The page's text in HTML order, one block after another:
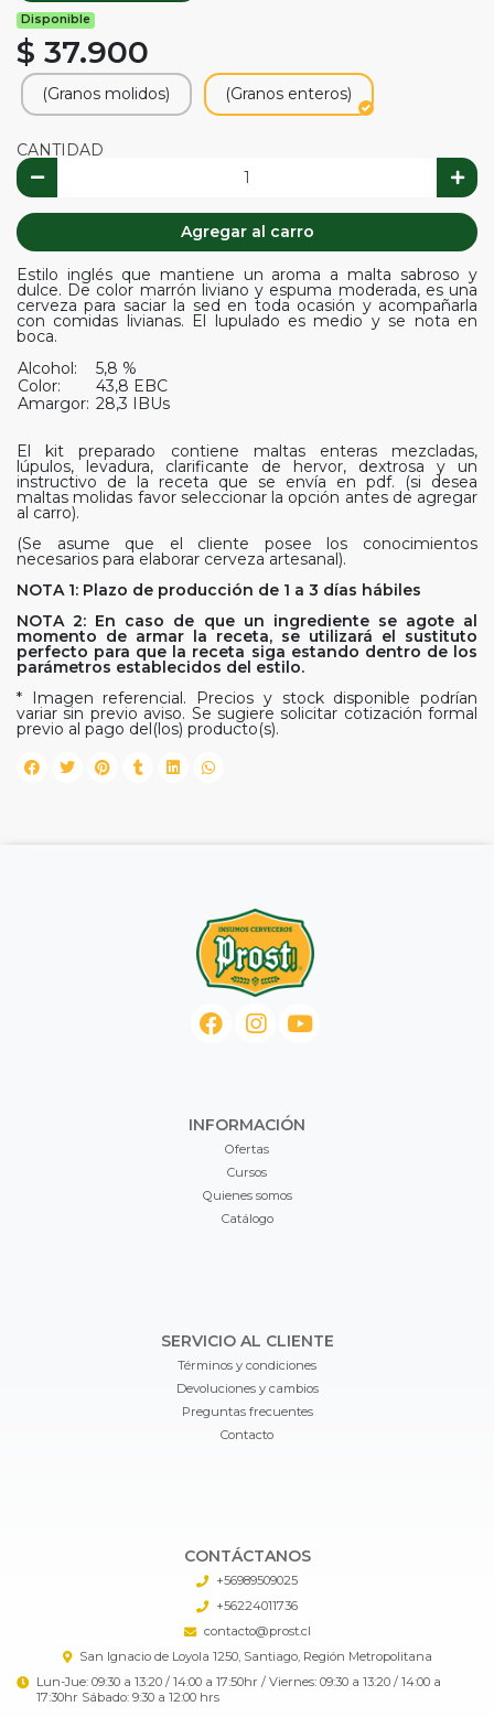
Disponible
$ 37.900
(Granos molidos) (Granos enteros)
CANTIDAD
Agregar al carro
Estilo inglés que mantiene un aroma a malta sabroso y
dulce. De color marrón liviano y espuma moderada, es una
cerveza para saciar la sed en toda ocasión y acompañarla
con comidas livianas. El lupulado es medio y se nota en
boca.
Alcohol:
5,8 %
Color:
43,8 EBC
Amargor: 28,3 IBUs
El kit preparado contiene maltas enteras mezcladas,
lúpulos, levadura, clarificante de hervor, dextrosa y un
instructivo de la receta que se envía en pdf. (si desea
maltas molidas favor seleccionar la opción antes de agregar
al carro).
(Se asume que el cliente posee los conocimientos
necesarios para elaborar cerveza artesanal).
NOTA 1: Plazo de producción de 1 a 3 días hábiles
NOTA 2: En caso de que un ingrediente se agote al
momento de armar la receta, se utilizará el sustituto
perfecto para que la receta siga estando dentro de los
parámetros establecidos del estilo.
* Imagen referencial. Precios y stock disponible podrían
variar sin previo aviso. Se sugiere solicitar cotización formal
previo al pago del(los) producto(s).
INFORMACIÓN
Ofertas
Cursos
Quienes somos
Catálogo
SERVICIO AL CLIENTE
Términos y condiciones
Devoluciones y cambios
Preguntas frecuentes
Contacto
CONTÁCTANOS
+56989509025
+56224011736
contacto@prost.cl
San Ignacio de Loyola 1250, Santiago, Región Metropolitana
Lun-Jue: 09:30 a 13:20 / 14:00 a 17:50hr / Viernes: 09:30 a 13:20 / 14:00 a
17:30hr Sábado: 9:30 a 12:00 hrs